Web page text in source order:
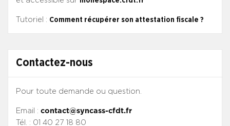
Tutoriel : Comment récupérer son attestation fiscale ?
Contactez-nous
Pour toute demande ou question.
Email : contact@syncass-cfdt.fr
Tél. : 01 40 27 18 80